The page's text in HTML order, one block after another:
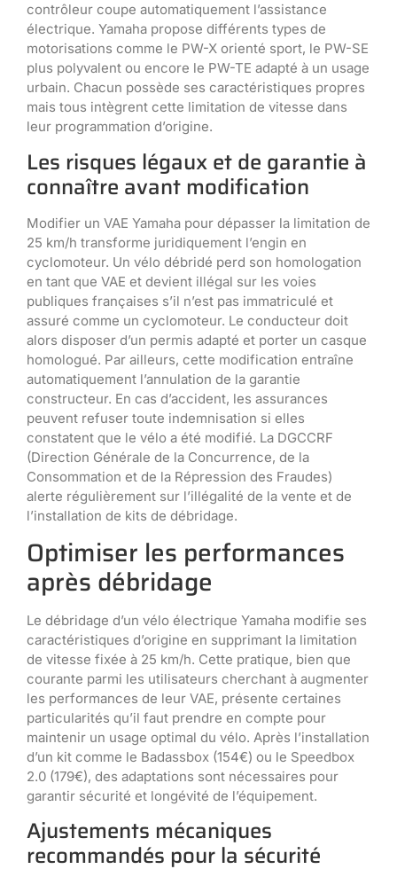
contrôleur coupe automatiquement l’assistance
électrique. Yamaha propose différents types de
motorisations comme le PW-X orienté sport, le PW-SE
plus polyvalent ou encore le PW-TE adapté à un usage
urbain. Chacun possède ses caractéristiques propres
mais tous intègrent cette limitation de vitesse dans
leur programmation d’origine.
Les risques légaux et de garantie à
connaître avant modification
Modifier un VAE Yamaha pour dépasser la limitation de
25 km/h transforme juridiquement l’engin en
cyclomoteur. Un vélo débridé perd son homologation
en tant que VAE et devient illégal sur les voies
publiques françaises s’il n’est pas immatriculé et
assuré comme un cyclomoteur. Le conducteur doit
alors disposer d’un permis adapté et porter un casque
homologué. Par ailleurs, cette modification entraîne
automatiquement l’annulation de la garantie
constructeur. En cas d’accident, les assurances
peuvent refuser toute indemnisation si elles
constatent que le vélo a été modifié. La DGCCRF
(Direction Générale de la Concurrence, de la
Consommation et de la Répression des Fraudes)
alerte régulièrement sur l’illégalité de la vente et de
l’installation de kits de débridage.
Optimiser les performances
après débridage
Le débridage d’un vélo électrique Yamaha modifie ses
caractéristiques d’origine en supprimant la limitation
de vitesse fixée à 25 km/h. Cette pratique, bien que
courante parmi les utilisateurs cherchant à augmenter
les performances de leur VAE, présente certaines
particularités qu’il faut prendre en compte pour
maintenir un usage optimal du vélo. Après l’installation
d’un kit comme le Badassbox (154€) ou le Speedbox
2.0 (179€), des adaptations sont nécessaires pour
garantir sécurité et longévité de l’équipement.
Ajustements mécaniques
recommandés pour la sécurité